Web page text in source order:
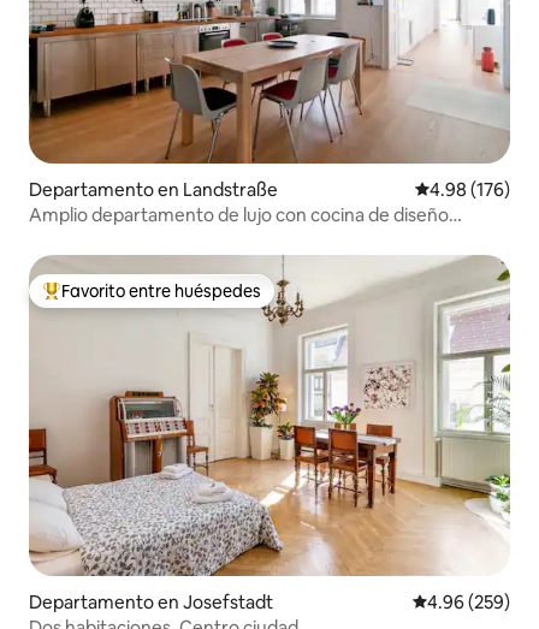
Departamento en Landstraße Calificación
4.98 (176)
Amplio departamento de lujo con cocina de diseño
De los mejores en Favorito entre huéspedes
Favorito entre huéspedes
Departamento en Josefstadt Calificación
4.96 (259)